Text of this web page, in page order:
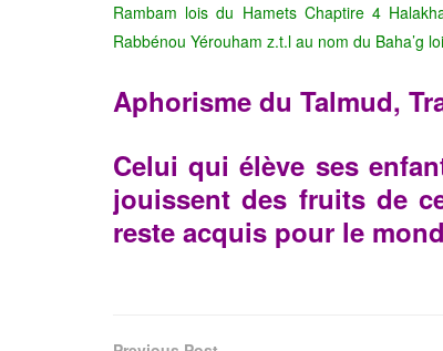
Rambam lois du Hamets Chaptire 4
Rabbénou Yérouham z.t.l au nom du Baha’g
Aphorisme du Talmud,
Celui qui élève ses
jouissent des fruits de
reste acquis pour le